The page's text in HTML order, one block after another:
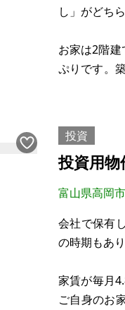
し」がどち
お家は2階
ぷりです。
設備はお風
投資
投資用
富山県高岡市
会社で保有
の時期もあ
家賃が毎月
ご自身のお